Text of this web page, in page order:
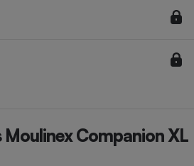
Companion XL